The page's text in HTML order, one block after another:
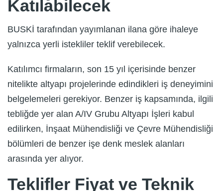
Katılabilecek
BUSKİ tarafından yayımlanan ilana göre ihaleye
yalnızca yerli istekliler teklif verebilecek.
Katılımcı firmaların, son 15 yıl içerisinde benzer
nitelikte altyapı projelerinde edindikleri iş deneyimini
belgelemeleri gerekiyor. Benzer iş kapsamında, ilgili
tebliğde yer alan A/IV Grubu Altyapı İşleri kabul
edilirken, İnşaat Mühendisliği ve Çevre Mühendisliği
bölümleri de benzer işe denk meslek alanları
arasında yer alıyor.
Teklifler Fiyat ve Teknik